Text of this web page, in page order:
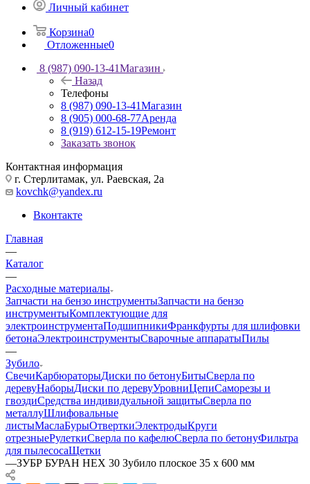
Личный кабинет
Корзина0
Отложенные0
8 (987) 090-13-41Магазин
Назад
Телефоны
8 (987) 090-13-41Магазин
8 (905) 000-68-77Аренда
8 (919) 612-15-19Ремонт
Заказать звонок
Контактная информация
г. Стерлитамак, ул. Раевская, 2а
kovchk@yandex.ru
Вконтакте
Главная
—
Каталог
—
Расходные материалы
Запчасти на бензо инструментыЗапчасти на бензо
инструментыКомплектующие для
электроинструментаПодшипникиФранкфурты для шлифовки
бетонаЭлектроинструментыСварочные аппаратыПилы
—
Зубило
СвечиКарбюраторыДиски по бетонуБитыСверла по
деревуНаборыДиски по деревуУровниЦепиСаморезы и
гвоздиСредства индивидуальной защитыСверла по
металлуШлифовальные
листыМаслаБурыОтверткиЭлектродыКруги
отрезныеРулеткиСверла по кафелюСверла по бетонуФильтра
для пылесосаЩетки
—ЗУБР БУРАН HEX 30 Зубило плоское 35 х 600 мм